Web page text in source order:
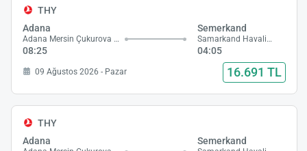
THY
Adana
Adana Mersin Çukurova Havalimanı
08:25
Semerkand
Samarkand Havalimanı
04:05
09 Ağustos 2026 - Pazar 16.691 TL
THY
Adana
Semerkand